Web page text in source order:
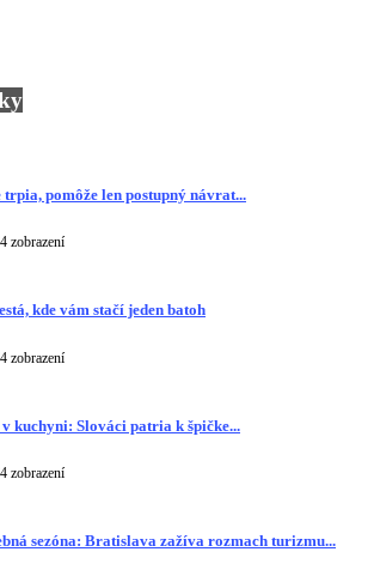
pomôže len postupný návrat...
zobrazení
kde vám stačí jeden batoh
zobrazení
kuchyni: Slováci patria k špičke...
zobrazení
sezóna: Bratislava zažíva rozmach turizmu...